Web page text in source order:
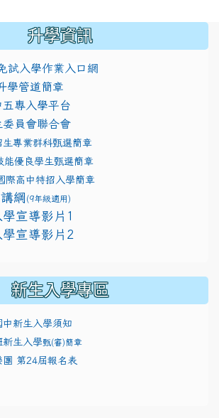
升學資訊
試入學作業入口網
modules/
學管道簡章
專入學平台
員會聯合會
生專業群科甄選簡章
能優良學生甄選簡章
際高中特招入學簡章
綱 (9年級適用)
docs.google.com/presentation/d/
宣導影片1
docs.google.com/presentation/d/
宣導影片2
新生入學專區
新生入學須知
新生入學甄(審)簡章
團 第24屆報名表